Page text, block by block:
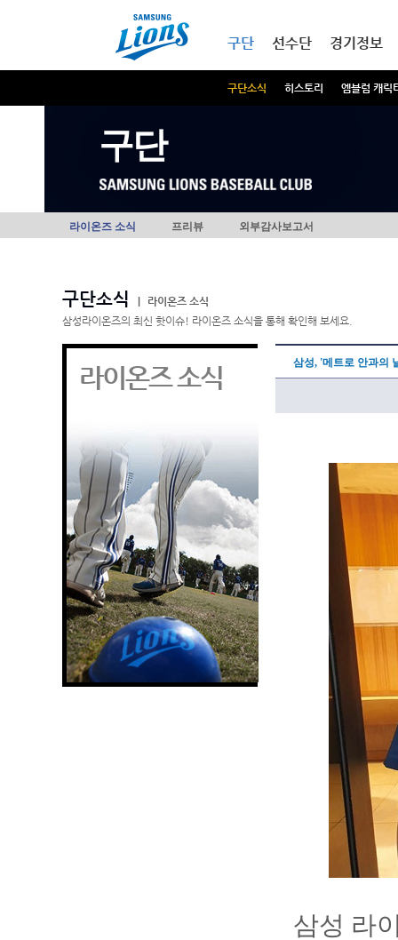
구단
구단소식 히스토리 엠블럼 캐릭
선수단 경기정보
구단
라이온즈 소식 프리뷰 외부감사보고서
구단소식
라이온즈 소식
삼성라이온즈의 최신 핫이슈! 라이온즈 소식을 통해 확인해 보세요.
라이온즈 소식 삼성, '메트로 안과의
삼성 라